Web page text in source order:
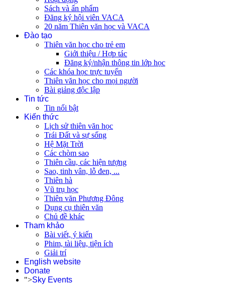
Sách và ấn phẩm
Đăng ký hội viên VACA
20 năm Thiên văn học và VACA
Đào tạo
Thiên văn học cho trẻ em
Giới thiệu / Hợp tác
Đăng ký/nhận thông tin lớp học
Các khóa học trực tuyến
Thiên văn học cho mọi người
Bài giảng độc lập
Tin tức
Tin nổi bật
Kiến thức
Lịch sử thiên văn học
Trái Đất và sự sống
Hệ Mặt Trời
Các chòm sao
Thiên cầu, các hiện tượng
Sao, tinh vân, lỗ đen, ...
Thiên hà
Vũ trụ học
Thiên văn Phương Đông
Dụng cụ thiên văn
Chủ đề khác
Tham khảo
Bài viết, ý kiến
Phim, tài liệu, tiện ích
Giải trí
English website
Donate
">Sky Events